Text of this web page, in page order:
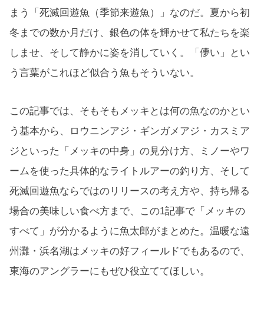
まう「死滅回遊魚（季節来遊魚）」なのだ。夏から初
冬までの数か月だけ、銀色の体を輝かせて私たちを楽
しませ、そして静かに姿を消していく。「儚い」とい
う言葉がこれほど似合う魚もそういない。
この記事では、そもそもメッキとは何の魚なのかとい
う基本から、ロウニンアジ・ギンガメアジ・カスミア
ジといった「メッキの中身」の見分け方、ミノーやワ
ームを使った具体的なライトルアーの釣り方、そして
死滅回遊魚ならではのリリースの考え方や、持ち帰る
場合の美味しい食べ方まで、この1記事で「メッキの
すべて」が分かるように魚太郎がまとめた。温暖な遠
州灘・浜名湖はメッキの好フィールドでもあるので、
東海のアングラーにもぜひ役立ててほしい。